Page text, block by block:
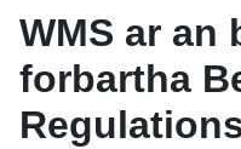
WMS ar an
forbartha